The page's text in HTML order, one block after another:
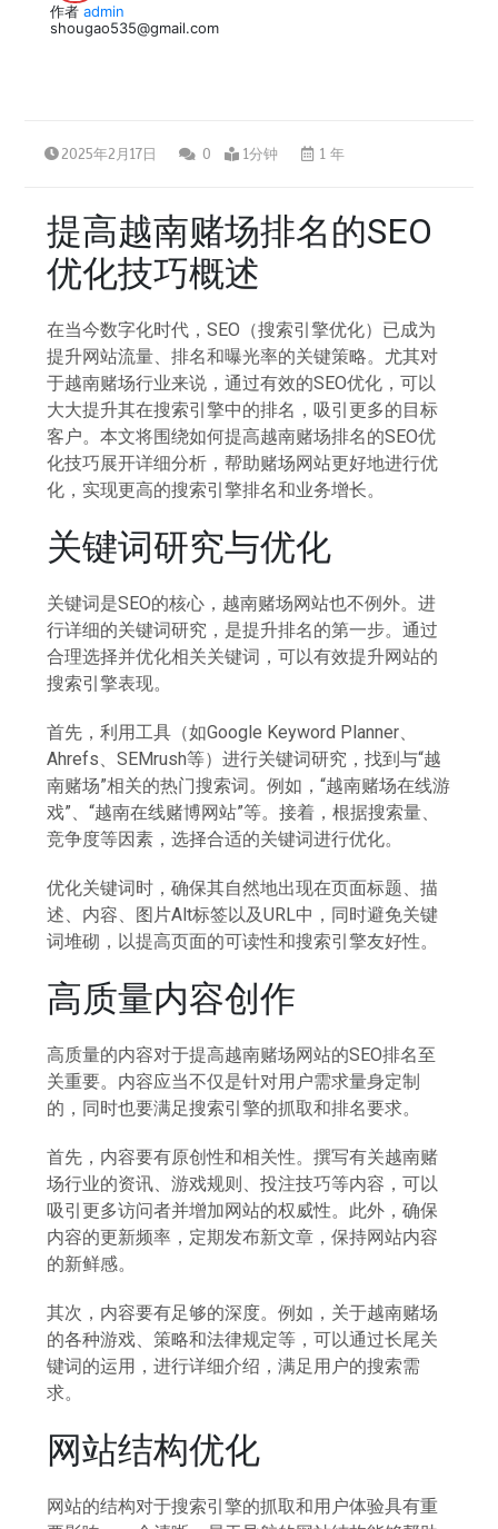
作者 admin
shougao535@gmail.com
2025年2月17日 0 1分钟 1 年
提高越南赌场排名的SEO
优化技巧概述
在当今数字化时代，SEO（搜索引擎优化）已成为
提升网站流量、排名和曝光率的关键策略。尤其对
于越南赌场行业来说，通过有效的SEO优化，可以
大大提升其在搜索引擎中的排名，吸引更多的目标
客户。本文将围绕如何提高越南赌场排名的SEO优
化技巧展开详细分析，帮助赌场网站更好地进行优
化，实现更高的搜索引擎排名和业务增长。
关键词研究与优化
关键词是SEO的核心，越南赌场网站也不例外。进
行详细的关键词研究，是提升排名的第一步。通过
合理选择并优化相关关键词，可以有效提升网站的
搜索引擎表现。
首先，利用工具（如Google Keyword Planner、
Ahrefs、SEMrush等）进行关键词研究，找到与“越
南赌场”相关的热门搜索词。例如，“越南赌场在线游
戏”、“越南在线赌博网站”等。接着，根据搜索量、
竞争度等因素，选择合适的关键词进行优化。
优化关键词时，确保其自然地出现在页面标题、描
述、内容、图片Alt标签以及URL中，同时避免关键
词堆砌，以提高页面的可读性和搜索引擎友好性。
高质量内容创作
高质量的内容对于提高越南赌场网站的SEO排名至
关重要。内容应当不仅是针对用户需求量身定制
的，同时也要满足搜索引擎的抓取和排名要求。
首先，内容要有原创性和相关性。撰写有关越南赌
场行业的资讯、游戏规则、投注技巧等内容，可以
吸引更多访问者并增加网站的权威性。此外，确保
内容的更新频率，定期发布新文章，保持网站内容
的新鲜感。
其次，内容要有足够的深度。例如，关于越南赌场
的各种游戏、策略和法律规定等，可以通过长尾关
键词的运用，进行详细介绍，满足用户的搜索需
求。
网站结构优化
网站的结构对于搜索引擎的抓取和用户体验具有重